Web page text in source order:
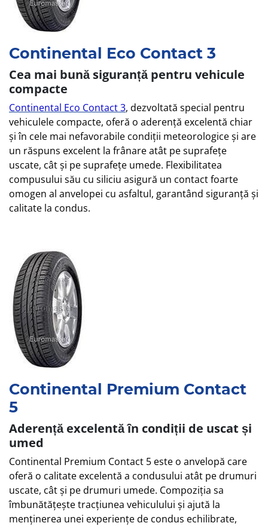
Continental Eco Contact 3
Cea mai bună siguranță pentru vehicule
compacte
Continental Eco Contact 3, dezvoltată special pentru
vehiculele compacte, oferă o aderență excelentă chiar
și în cele mai nefavorabile condiții meteorologice și are
un răspuns excelent la frânare atât pe suprafețe
uscate, cât și pe suprafețe umede. Flexibilitatea
compusului său cu siliciu asigură un contact foarte
omogen al anvelopei cu asfaltul, garantând siguranță și
calitate la condus.
Continental Premium Contact
5
Aderență excelentă în condiții de uscat și
umed
Continental Premium Contact 5 este o anvelopă care
oferă o calitate excelentă a condusului atât pe drumuri
uscate, cât și pe drumuri umede. Compoziția sa
îmbunătățește tracțiunea vehiculului și ajută la
menținerea unei experiențe de condus echilibrate,